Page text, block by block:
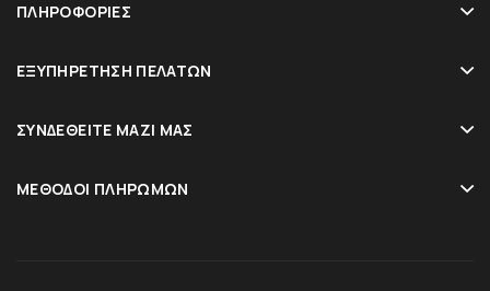
ΠΛΗΡΟΦΟΡΊΕΣ
ΕΞΥΠΗΡΈΤΗΣΗ ΠΕΛΑΤΏΝ
ΣΥΝΔΕΘΕΊΤΕ ΜΑΖΊ ΜΑΣ
ΜΈΘΟΔΟΙ ΠΛΗΡΩΜΏΝ